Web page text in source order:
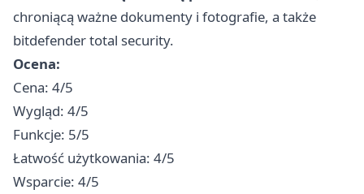
chroniącą ważne dokumenty i fotografie, a także
bitdefender total security.
Ocena:
Cena: 4/5
Wygląd: 4/5
Funkcje: 5/5
Łatwość użytkowania: 4/5
Wsparcie: 4/5